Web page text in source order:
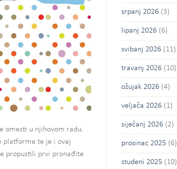
omesti u njihovom radu.
platforme te je i ovaj
propustili prvi pronađite
srpanj 2026(3)
lipanj 2026(6)
svibanj 2026(11)
travanj 2026(10)
ožujak 2026(4)
veljača 2026(1)
siječanj 2026(2)
prosinac 2025 (6)
studeni 2025 (10)